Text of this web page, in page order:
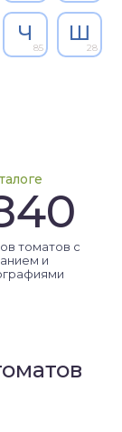
Ч
85
Ш
28
томатов с
и